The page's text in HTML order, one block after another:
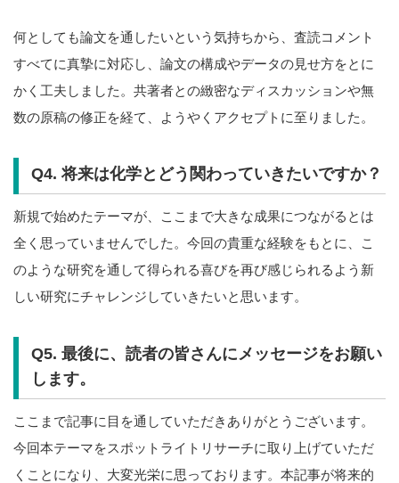
何としても論文を通したいという気持ちから、査読コメント
すべてに真摯に対応し、論文の構成やデータの見せ方をとに
かく工夫しました。共著者との緻密なディスカッションや無
数の原稿の修正を経て、ようやくアクセプトに至りました。
Q4. 将来は化学とどう関わっていきたいですか？
新規で始めたテーマが、ここまで大きな成果につながるとは
全く思っていませんでした。今回の貴重な経験をもとに、こ
のような研究を通して得られる喜びを再び感じられるよう新
しい研究にチャレンジしていきたいと思います。
Q5. 最後に、読者の皆さんにメッセージをお願い
します。
ここまで記事に目を通していただきありがとうございます。
今回本テーマをスポットライトリサーチに取り上げていただ
くことになり、大変光栄に思っております。本記事が将来的